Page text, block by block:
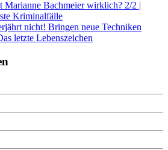
Marianne Bachmeier wirklich? 2/2 |
Kriminalfälle
nicht! Bringen neue Techniken
letzte Lebenszeichen